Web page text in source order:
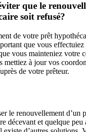
que le
soit refusé?
de votre prêt
que vous effectuiez
vous mainteniez votre
mettiez à jour vos
de votre prêteur.
le renouvellement d’un
décevant et quelque peu